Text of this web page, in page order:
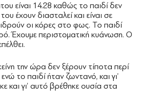
είναι 14.28 καθώς το παιδί δεν
έχουν διασταλεί και είναι σε
οι κόρες στο φως. Το παιδί
Έχουμε περιστοματική κυάνωση. Ο
την ώρα δεν ξέρουν τίποτα περί
το παιδί ήταν ζωντανό, και γι’
και γι’ αυτό βρέθηκε ουσία στα